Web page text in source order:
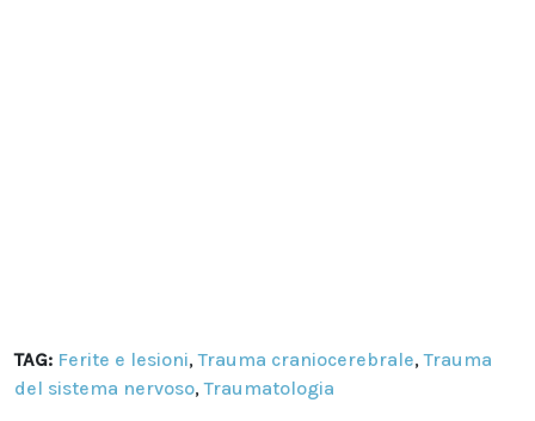
TAG: Ferite e lesioni,Trauma craniocerebrale,Trauma
del sistema nervoso,Traumatologia